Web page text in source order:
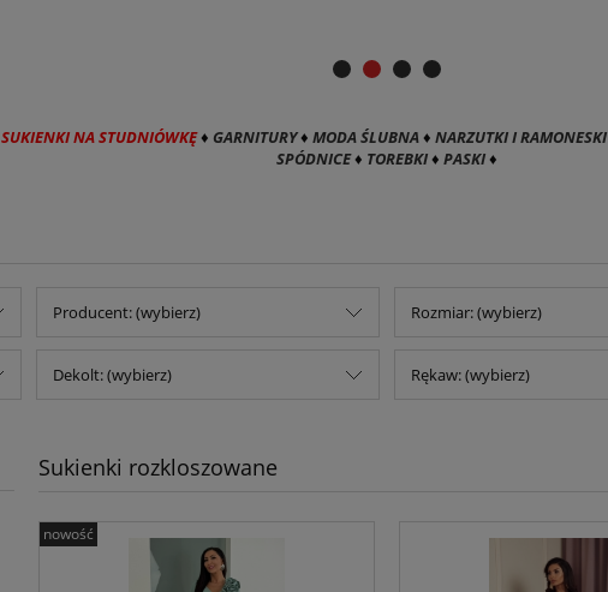
SUKIENKI NA STUDNIÓWKĘ♦ GARNITURY♦ MODA ŚLUBNA♦ NARZUTKI I RAMONESKI
SPÓDNICE♦ TOREBKI♦ PASKI♦
Producent: (wybierz) Rozmiar: (wybierz)
Dekolt: (wybierz) Rękaw: (wybierz)
Sukienki rozkloszowane
nowość